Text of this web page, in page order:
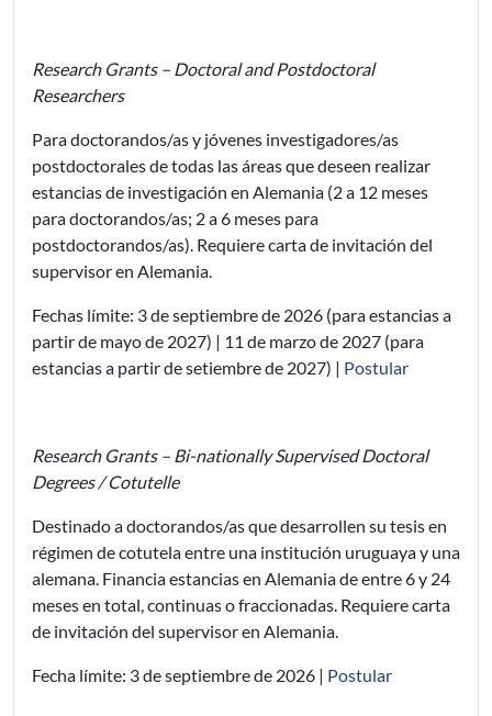
Research Grants – Doctoral and Postdoctoral
Researchers
Para doctorandos/as y jóvenes investigadores/as
postdoctorales de todas las áreas que deseen realizar
estancias de investigación en Alemania (2 a 12 meses
para doctorandos/as; 2 a 6 meses para
postdoctorandos/as). Requiere carta de invitación del
supervisor en Alemania.
Fechas límite: 3 de septiembre de 2026 (para estancias a
partir de mayo de 2027) | 11 de marzo de 2027 (para
estancias a partir de setiembre de 2027) | Postular
Research Grants – Bi-nationally Supervised Doctoral
Degrees / Cotutelle
Destinado a doctorandos/as que desarrollen su tesis en
régimen de cotutela entre una institución uruguaya y una
alemana. Financia estancias en Alemania de entre 6 y 24
meses en total, continuas o fraccionadas. Requiere carta
de invitación del supervisor en Alemania.
Fecha límite: 3 de septiembre de 2026 | Postular